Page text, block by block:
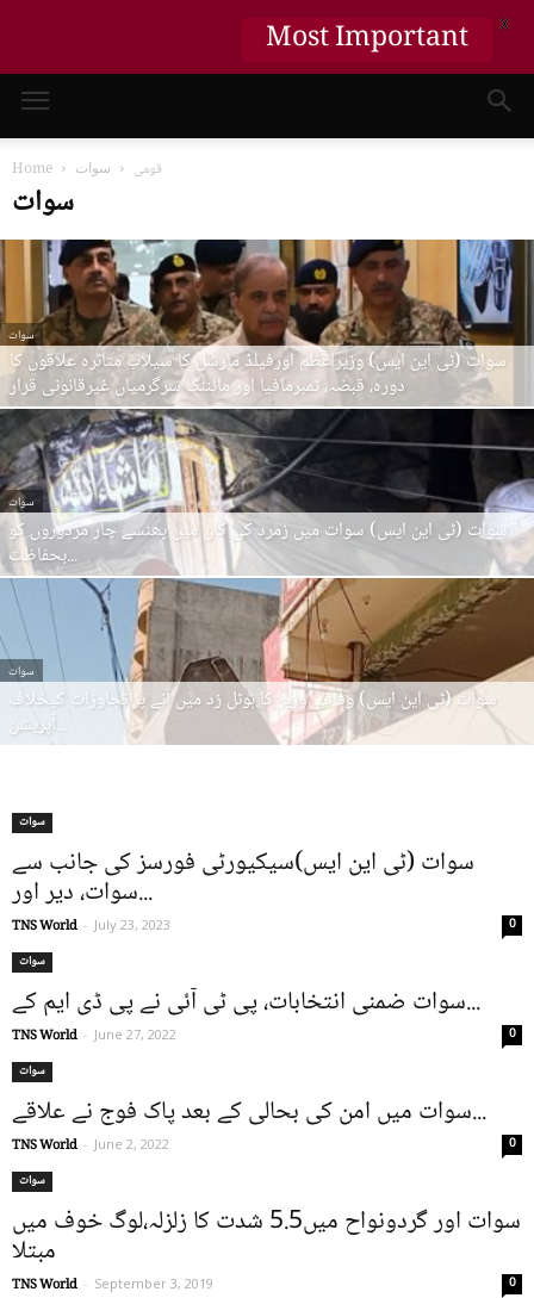
Home قومی سوات
سوات
سوات
سوات (ٹی این ایس) وزیراعظم اورفیلڈ مارشل کا سیلاب متاثرہ علاقوں کا
دورہ، قبضہ، ٹمبرمافیا اور مائننگ سرگرمیاں غیرقانونی قرار
سوات
سوات (ٹی این ایس) سوات میں زمرد کی کان میں پھنسے چار مزدوروں کو
بحفاظت...
سوات
سوات (ٹی این ایس) وفاقی وزیر کا ہوٹل زد میں آنے پر تجاوزات کیخلاف
آپریشن...
سوات
سوات (ٹی این ایس)سیکیورٹی فورسز کی جانب سے
سوات، دیر اور...
TNS World - July 23, 2023
0
سوات
سوات ضمنی انتخابات، پی ٹی آئی نے پی ڈی ایم کے...
TNS World - June 27, 2022
0
سوات
سوات میں امن کی بحالی کے بعد پاک فوج نے علاقے...
TNS World - June 2, 2022
0
سوات
سوات اور گردونواح میں5.5 شدت کا زلزلہ،لوگ خوف میں
مبتلا
TNS World - September 3, 2019
0
Most Important X